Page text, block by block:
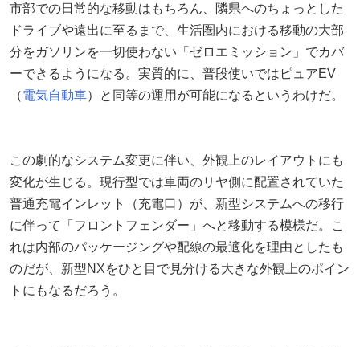
市部での日常的な移動はもちろん、隣県へのちょっとした
ドライブや遠出に至るまで、生活圏内における移動の大部
分をガソリンを一切使わない「ゼロエミッション」でカバ
ーできるようになる。実質的に、普段使いではピュアEV
（電気自動車）と同等の運用が可能になるというわけだ。
この劇的なシステム変更に伴い、外観上のレイアウトにも
変化が生じる。現行型では車両のリヤ側に配置されていた
普通充電インレット（充電口）が、新型システムへの移行
に伴って「フロントフェンダー」へと移動する模様だ。こ
れは内部のパッケージングや配線の最適化を理由としたも
のだが、新型NXをひと目で見分ける大きな外観上のポイン
トにもなるだろう。